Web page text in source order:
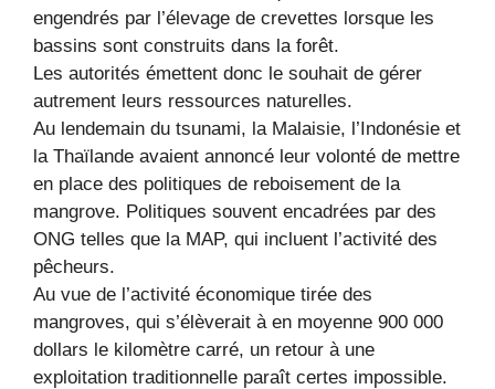
engendrés par l’élevage de crevettes lorsque les
bassins sont construits dans la forêt.
Les autorités émettent donc le souhait de gérer
autrement leurs ressources naturelles.
Au lendemain du tsunami, la Malaisie, l’Indonésie et
la Thaïlande avaient annoncé leur volonté de mettre
en place des politiques de reboisement de la
mangrove. Politiques souvent encadrées par des
ONG telles que la MAP, qui incluent l’activité des
pêcheurs.
Au vue de l’activité économique tirée des
mangroves, qui s’élèverait à en moyenne 900 000
dollars le kilomètre carré, un retour à une
exploitation traditionnelle paraît certes impossible.